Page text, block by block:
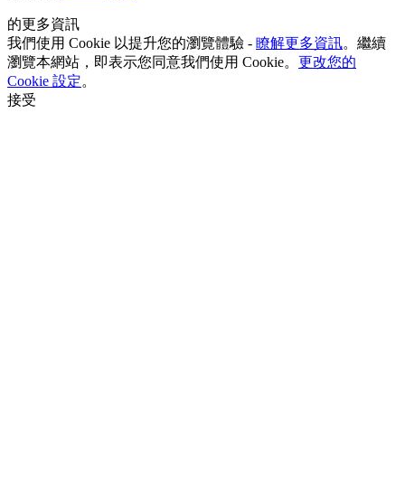
的更多資訊
我們使用 Cookie 以提升您的瀏覽體驗 - 瞭解更多資訊。繼續
瀏覽本網站，即表示您同意我們使用 Cookie。 更改您的
Cookie 設定。
接受